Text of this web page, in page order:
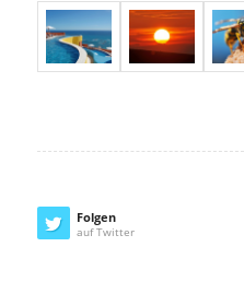
Folgen
auf Twitter